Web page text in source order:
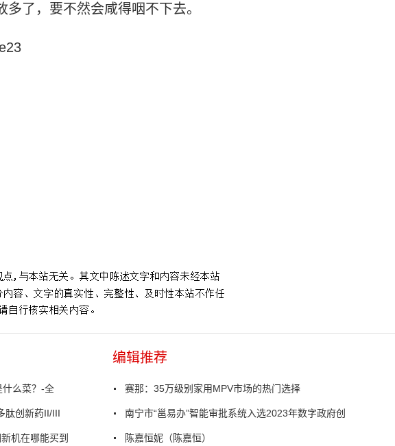
了，要不然会咸得咽不下去。
什么菜？-全
肽创新药II/III
机在哪能买到
编辑推荐
赛那：35万级别家用MPV市场的热门选择
南宁市“邕易办”智能审批系统入选2023年数字政府创
陈嘉恒妮（陈嘉恒）